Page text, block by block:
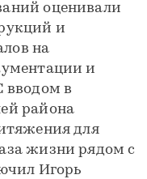
оценивали
и
на
и
вводом в
района
для
жизни рядом с
Игорь